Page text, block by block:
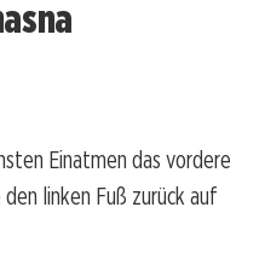
Einatmen das vordere
linken Fuß zurück auf